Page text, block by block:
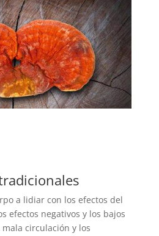
a lidiar con los efectos del
efectos negativos y los bajos
circulación y los